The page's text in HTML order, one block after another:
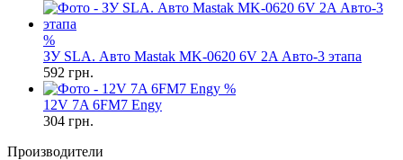
%
ЗУ SLA. Авто Mastak MK-0620 6V 2A Авто-3 этапа
592 грн.
%
12V 7A 6FM7 Engy
304 грн.
Производители